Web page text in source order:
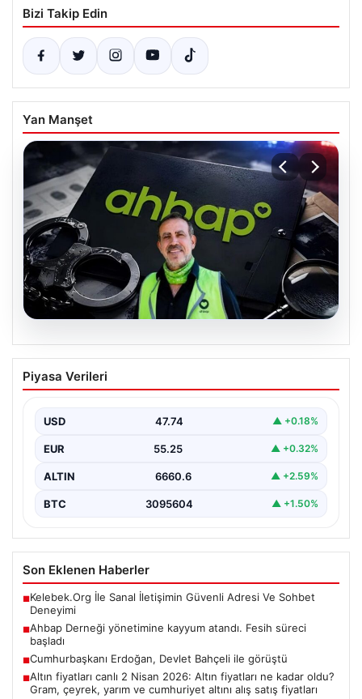
Bizi Takip Edin
Yan Manşet
Ahbap Derneği yönetimine kayyum
atandı. Fesih süreci başladı
Piyasa Verileri
USD 47.74 ▲ +0.18%
EUR 55.25 ▲ +0.32%
ALTIN 6660.6 ▲ +2.59%
BTC 3095604 ▲ +1.50%
Son Eklenen Haberler
■Kelebek.Org İle Sanal İletişimin Güvenli Adresi Ve Sohbet
Deneyimi
■Ahbap Derneği yönetimine kayyum atandı. Fesih süreci
başladı
■Cumhurbaşkanı Erdoğan, Devlet Bahçeli ile görüştü
■Altın fiyatları canlı 2 Nisan 2026: Altın fiyatları ne kadar oldu?
Gram, çeyrek, yarım ve cumhuriyet altını alış satış fiyatları